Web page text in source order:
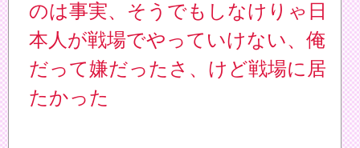
のは事実、そうでもしなけりゃ日
本人が戦場でやっていけない、俺
だって嫌だったさ、けど戦場に居
たかった